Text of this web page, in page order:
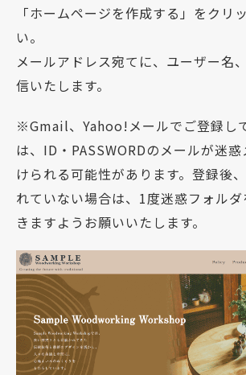
「ホームページを作成する」をクリ
い。
メールアドレス宛てに、ユーザー名
信いたします。
※Gmail、Yahoo!メールでご登録し
は、ID・PASSWORDのメールが迷
けられる可能性があります。登録後
れていない場合は、1度迷惑フォル
きますようお願いいたします。